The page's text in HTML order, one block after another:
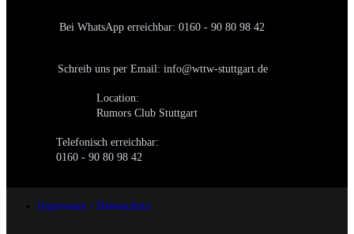
Bei WhatsApp erreichbar: 0160 - 90 80 98 42
Schreib uns per Email: info@wttw-stuttgart.de
Location:
Rumors Club Stuttgart
Telefonisch erreichbar:
0160 - 90 80 98 42
Impressum / Datenschutz